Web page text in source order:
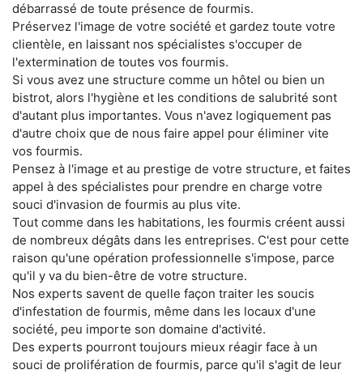
débarrassé de toute présence de fourmis.
Préservez l'image de votre société et gardez toute votre
clientèle, en laissant nos spécialistes s'occuper de
l'extermination de toutes vos fourmis.
Si vous avez une structure comme un hôtel ou bien un
bistrot, alors l'hygiène et les conditions de salubrité sont
d'autant plus importantes. Vous n'avez logiquement pas
d'autre choix que de nous faire appel pour éliminer vite
vos fourmis.
Pensez à l'image et au prestige de votre structure, et faites
appel à des spécialistes pour prendre en charge votre
souci d'invasion de fourmis au plus vite.
Tout comme dans les habitations, les fourmis créent aussi
de nombreux dégâts dans les entreprises. C'est pour cette
raison qu'une opération professionnelle s'impose, parce
qu'il y va du bien-être de votre structure.
Nos experts savent de quelle façon traiter les soucis
d'infestation de fourmis, même dans les locaux d'une
société, peu importe son domaine d'activité.
Des experts pourront toujours mieux réagir face à un
souci de prolifération de fourmis, parce qu'il s'agit de leur